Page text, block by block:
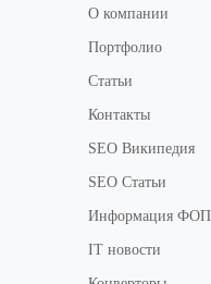
О компании
Портфолио
Статьи
Контакты
SEO Википедия
SEO Статьи
Информация ФОП
IT новости